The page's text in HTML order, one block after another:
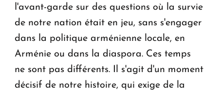
l'avant-garde sur des questions où la survie
de notre nation était en jeu, sans s'engager
dans la politique arménienne locale, en
Arménie ou dans la diaspora. Ces temps
ne sont pas différents. Il s'agit d'un moment
décisif de notre histoire, qui exige de la